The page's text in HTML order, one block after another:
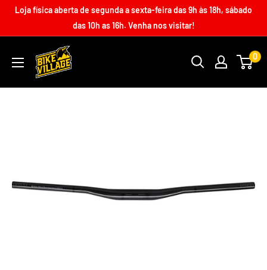
Loja física aberta de segunda a sexta-feira das 9h às 18h, sábado
das 10h as 16h. Venha nos visitar!
0